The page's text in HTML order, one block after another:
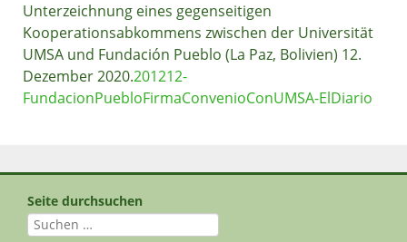
Unterzeichnung eines gegenseitigen
Kooperationsabkommens zwischen der Universität
UMSA und Fundación Pueblo (La Paz, Bolivien) 12.
Dezember 2020.201212-
FundacionPuebloFirmaConvenioConUMSA-ElDiario
Seite durchsuchen
Suchen